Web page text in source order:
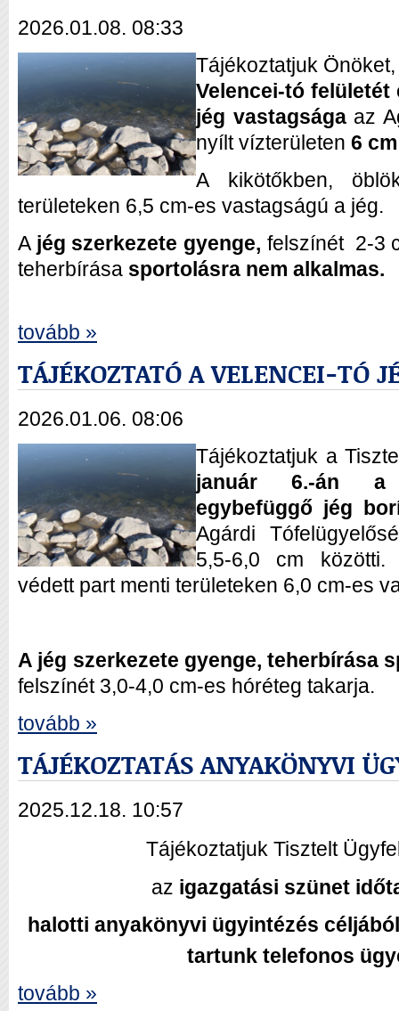
2026.01.08. 08:33
Tájékoztatjuk
Velencei-tó
jég vastagságaaz
nyílt vízterületen 6 cm
A kikötőkben,
területeken 6,5 cm-es vastagságú a jég.
A jég szerkezete gyenge, felszínét 2-3
teherbírása sportolásra nem alkalmas.
tovább »
TÁJÉKOZTATÓ A VELENCEI-TÓ
2026.01.06. 08:06
Tájékoztatjuk a
január 6.-án a
egybefüggő jég
Agárdi
5,5-6,0 cm közötti.
védett part menti területeken 6,0 cm-es
A jég szerkezete gyenge, teherbírása
felszínét 3,0-4,0 cm-es hóréteg takarja.
tovább »
TÁJÉKOZTATÁS ANYAKÖNYVI
2025.12.18. 10:57
Tájékoztatjuk Tisztelt
az igazgatási szünet
halotti anyakönyvi ügyintézés
tartunk telefonos
tovább »